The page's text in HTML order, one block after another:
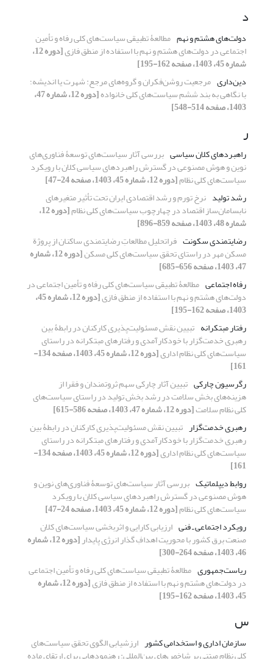
د
دولت‌های هشتم و نهم مطالعۀ تطبیقی سیاست‌های کلی رفاه و تأمین
اجتماعی در دولت‌های هشتم و نهم با استفاده از منطق فازی [دوره 12،
شماره 45، 1403، صفحه 162-195]
دین‌داری مرجعیت روشن‌فکران و گروه‌های مرجع: شهرت یا اندیشه؛
با نگاهی به بند ششم سیاست‌های کلی خانواده [دوره 12، شماره 47،
1403، صفحه 514-548]
ر
راهبردهای کلان سیاسی بررسی آثار سیاست‌‌های توسعۀ‌‌ فناوری‌‌های
نوین و هوش مصنوعی در گسترش راهبردهای سیاسی کلان با رویکرد
سیاست‌‌های کلی نظام[دوره 12، شماره 45، 1403، صفحه 24-47]
رشد تولید نرخ تورم و رشد اقتصادی ایران تحت تأثیر متغیرهای
نابسامان‌ساز اقتصاد در چهارچوب سیاست‌های کلی نظام [دوره 12،
شماره 48، 1403، صفحه 859-896]
رضایتمندی سکونت فراتحلیل مطالعاتِ رضایتمندی ساکنان از پروژة
مسکن مهر در راستای تحقق سیاست‌های کلی مسکن [دوره 12، شماره
47، 1403، صفحه 656-685]
رفاه اجتماعی مطالعۀ تطبیقی سیاست‌های کلی رفاه و تأمین اجتماعی در
دولت‌های هشتم و نهم با استفاده از منطق فازی [دوره 12، شماره 45،
1403، صفحه 162-195]
رفتار مبتکرانه تبیین نقش مسئولیت‌پذیری کارکنان در رابطۀ بین
رهبری خدمت‌گزار با خودکارآمدی و رفتارهای مبتکرانه در راستای
سیاست‌های کلی نظام اداری [دوره 12، شماره 45، 1403، صفحه 134-
161]
رگرسیون چارکی تبیین آثار چارکی سهم ثروتمندان و فقرا از
هزینه‌های بخش سلامت در رشد بخش تولید در راستای سیاست‌های
کلی نظام سلامت[دوره 12، شماره 47، 1403، صفحه 586-615]
رهبری خدمت‌گزار تبیین نقش مسئولیت‌پذیری کارکنان در رابطۀ بین
رهبری خدمت‌گزار با خودکارآمدی و رفتارهای مبتکرانه در راستای
سیاست‌های کلی نظام اداری [دوره 12، شماره 45، 1403، صفحه 134-
161]
روابط دیپلماتیک بررسی آثار سیاست‌‌های توسعۀ‌‌ فناوری‌‌های نوین و
هوش مصنوعی در گسترش راهبردهای سیاسی کلان با رویکرد
سیاست‌‌های کلی نظام[دوره 12، شماره 45، 1403، صفحه 24-47]
رویکرد اجتماعی ـ فنی ارزیابی کارایی و اثربخشی سیاست‌های کلان
صنعت برق کشور با محوریت اهدافِ گذار انرژی پایدار [دوره 12، شماره
46، 1403، صفحه 264-300]
ریاست‌جمهوری مطالعۀ تطبیقی سیاست‌های کلی رفاه و تأمین اجتماعی
در دولت‌های هشتم و نهم با استفاده از منطق فازی [دوره 12، شماره
45، 1403، صفحه 162-195]
س
سازمان اداری و استخدامی کشور ارزشیابی الگوی تحقق سیاست‌های
کلی نظام مبتنی بر شاخص‌های بین‌المللی: رهنمودهایی برای ارتقای ماده